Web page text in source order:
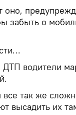
оно,
забыть о
ДТП водители
так же
высадить их